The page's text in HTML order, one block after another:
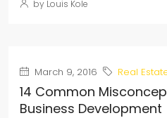
by Louis Kole
March 9, 2016 Real
14 Common
Business Development